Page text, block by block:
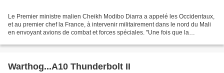
Le Premier ministre malien Cheikh Modibo Diarra a appelé les Occidentaux,
et au premier chef la France, à intervenir militairement dans le nord du Mali
en envoyant avions de combat et forces spéciales. "Une fois que la
Warthog...A10 Thunderbolt II